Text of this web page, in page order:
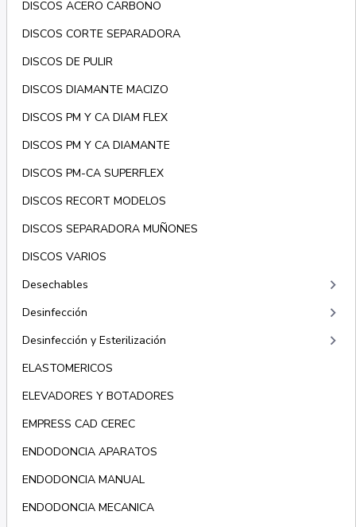
DISCOS ACERO CARBONO
DISCOS CORTE SEPARADORA
DISCOS DE PULIR
DISCOS DIAMANTE MACIZO
DISCOS PM Y CA DIAM FLEX
DISCOS PM Y CA DIAMANTE
DISCOS PM-CA SUPERFLEX
DISCOS RECORT MODELOS
DISCOS SEPARADORA MUÑONES
DISCOS VARIOS
Desechables
keyboard_arrow_right
Desinfección keyboard_arrow_right
Desinfección y Esterilización keyboard_arrow_right
ELASTOMERICOS
ELEVADORES Y BOTADORES
EMPRESS CAD CEREC
ENDODONCIA APARATOS
ENDODONCIA MANUAL
ENDODONCIA MECANICA